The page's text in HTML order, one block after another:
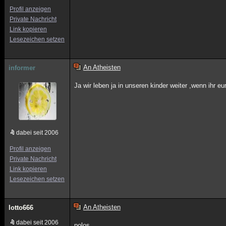
Profil anzeigen
Private Nachricht
Link kopieren
Lesezeichen setzen
informer
dabei seit 2006
Profil anzeigen
Private Nachricht
Link kopieren
Lesezeichen setzen
An Atheisten
Ja wir leben ja in unseren kinder weiter ,wenn ihr
lotto666
dabei seit 2006
An Atheisten